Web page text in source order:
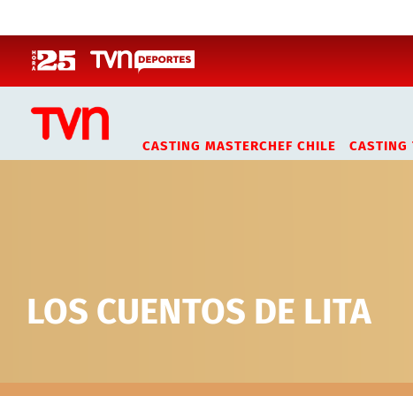
CASTING MASTERCHEF CHILE CASTING
LOS CUENTOS DE LITA